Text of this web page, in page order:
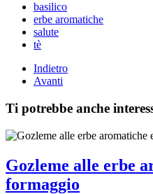
basilico
erbe aromatiche
salute
tè
Indietro
Avanti
Ti potrebbe anche
Gozleme alle erbe
formaggio